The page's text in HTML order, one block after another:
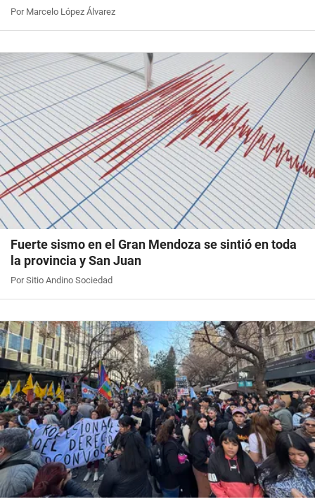
Por Marcelo López Álvarez
Fuerte sismo en el Gran Mendoza se sintió en toda
la provincia y San Juan
Por Sitio Andino Sociedad